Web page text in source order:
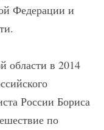
Федерации и
области в 2014
России Бориса
по